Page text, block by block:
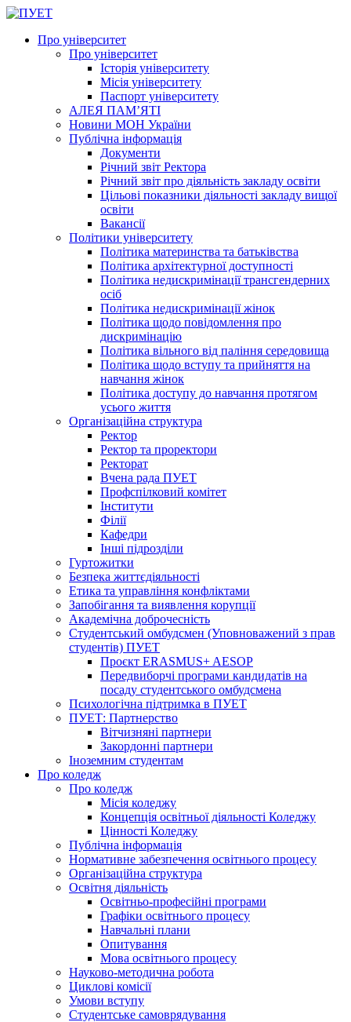
Про університет
Про університет
Історія університету
Місія університету
Паспорт університету
АЛЕЯ ПАМ’ЯТІ
Новини МОН України
Публічна інформація
Документи
Річний звіт Ректора
Річний звіт про діяльність закладу освіти
Цільові показники діяльності закладу вищої
освіти
Вакансії
Політики університету
Політика материнства та батьківства
Політика архітектурної доступності
Політика недискримінації трансгендерних
осіб
Політика недискримінації жінок
Політика щодо повідомлення про
дискримінацію
Політика вільного від паління середовища
Політика щодо вступу та прийняття на
навчання жінок
Політика доступу до навчання протягом
усього життя
Організаційна структура
Ректор
Ректор та проректори
Ректорат
Вчена рада ПУЕТ
Профспілковий комітет
Інститути
Філії
Кафедри
Інші підрозділи
Гуртожитки
Безпека життєдіяльності
Етика та управління конфліктами
Запобігання та виявлення корупції
Академічна доброчесність
Студентський омбудсмен (Уповноважений з прав
студентів) ПУЕТ
Проєкт ERASMUS+ AESOP
Передвиборчі програми кандидатів на
посаду студентського омбудсмена
Психологічна підтримка в ПУЕТ
ПУЕТ: Партнерство
Вітчизняні партнери
Закордонні партнери
Іноземним студентам
Про коледж
Про коледж
Місія коледжу
Концепція освітньої діяльності Коледжу
Цінності Коледжу
Публічна інформація
Нормативне забезпечення освітнього процесу
Організаційна структура
Освітня діяльність
Освітньо-професійні програми
Графіки освітнього процесу
Навчальні плани
Опитування
Мова освітнього процесу
Науково-методична робота
Циклові комісії
Умови вступу
Студентське самоврядування